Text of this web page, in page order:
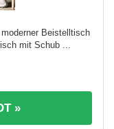
Beistelltisch
mit Schub ...
»